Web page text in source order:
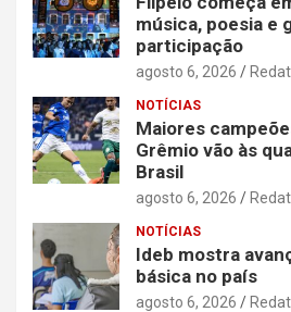
música, poesia e
participação
agosto 6, 2026
NOTÍCIAS
Maiores
Grêmio vão às
Brasil
agosto 6, 2026
NOTÍCIAS
Ideb mostra
básica no país
agosto 6, 2026